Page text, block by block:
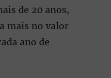
de 20 anos,
mais no valor
ano de